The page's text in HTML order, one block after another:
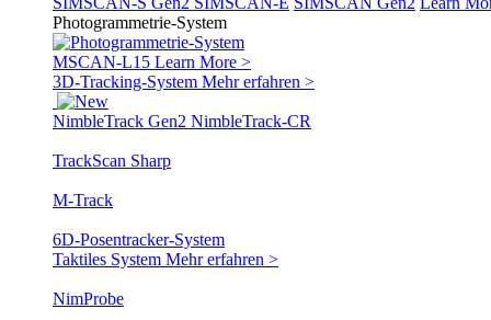
Photogrammetrie-System
MSCAN-L15 Learn More >
3D-Tracking-System Mehr erfahren >
NimbleTrack Gen2 NimbleTrack-CR
TrackScan Sharp
M-Track
6D-Posentracker-System
Taktiles System Mehr erfahren >
NimProbe